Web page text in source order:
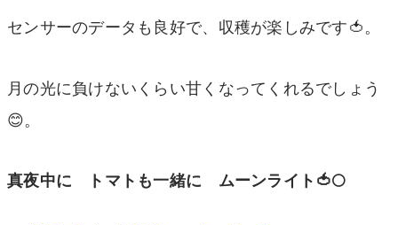
センサーのデータも良好で、収穫が楽しみです🍅。
月の光に負けないくらい甘くなってくれるでしょう
😊。
真夜中に トマトも一緒に ムーンライト🍅🌕